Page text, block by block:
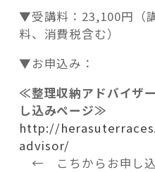
▼受講料：23,100円（
料、消費税含む）
▼お申込み：
≪整理収納アドバイザ
し込みページ≫
http://
advisor/
← こちからお申し込